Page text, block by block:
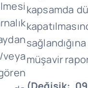
kapsamda
müşavir